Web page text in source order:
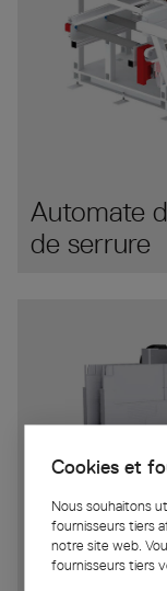
Cookies et
Nous souhaitons
fournisseurs tiers
notre site web.
fournisseurs tiers
Automate
de serrure